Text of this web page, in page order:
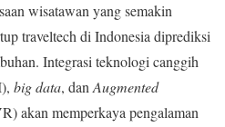
wisatawan yang semakin
traveltech di Indonesia diprediksi
Integrasi teknologi canggih
big data, danAugmented
akan memperkaya pengalaman